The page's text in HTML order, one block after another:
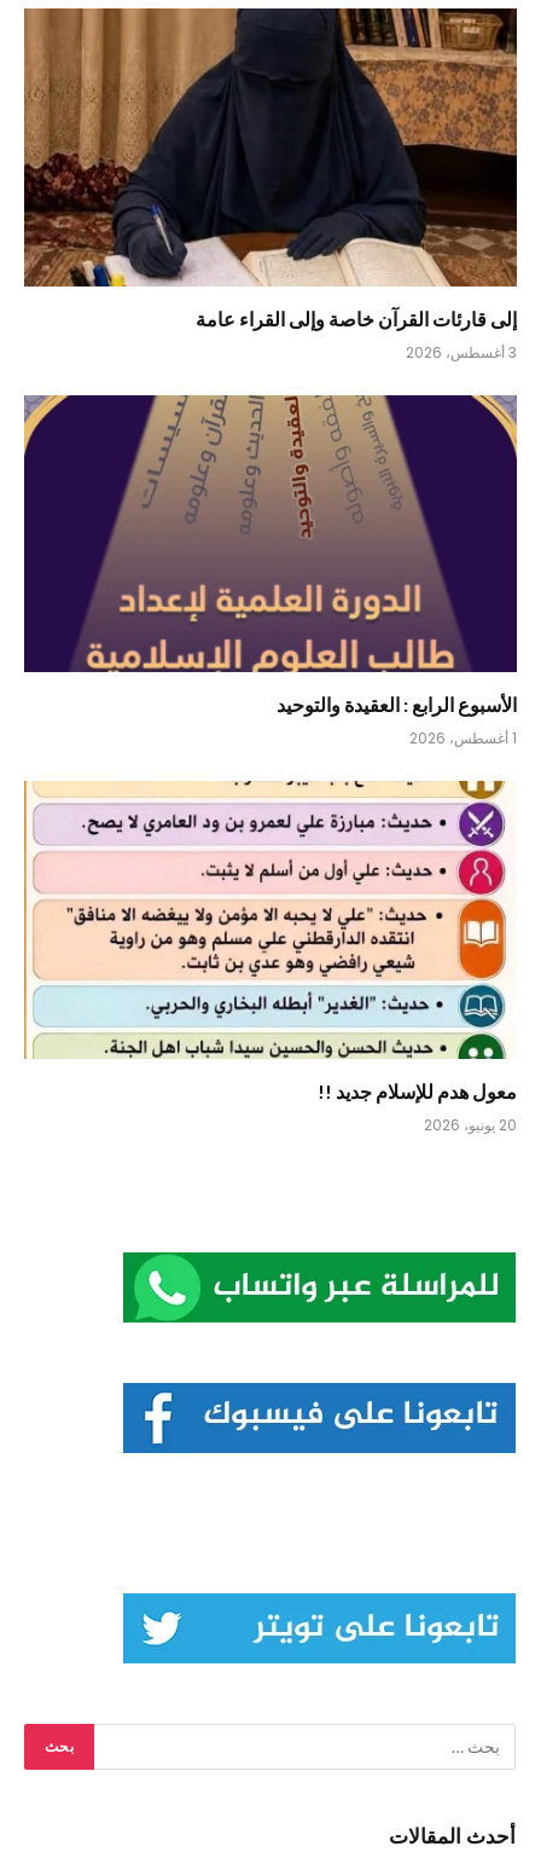
إلى قارئات القرآن خاصة وإلى القراء عامة
3 أغسطس، 2026
الأسبوع الرابع : العقيدة والتوحيد
1 أغسطس، 2026
معول هدم للإسلام جديد !!
20 يونيو، 2026
أحدث المقالات